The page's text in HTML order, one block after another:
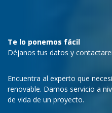
Te lo ponemos fácil
Déjanos tus datos y
Encuentra al experto que
renovable. Damos servicio a
de vida de un proyecto.